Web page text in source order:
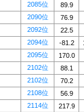
2085位
89.9
2090位
76.9
2092位
22.5
2094位 -81.2
2095位
170.0
2102位
88.1
2102位
70.2
2108位
56.9
2114位
217.9